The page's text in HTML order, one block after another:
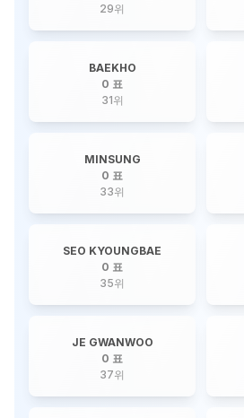
29위
BAEKHO
0 표
31위
MINSUNG
0 표
33위
SEO KYOUNGBAE
0 표
35위
JE GWANWOO
0 표
37위